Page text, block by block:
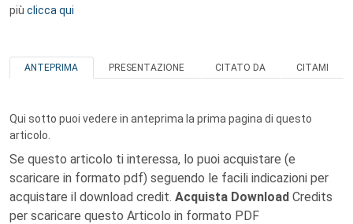
più clicca qui
ANTEPRIMA PRESENTAZIONE CITATO DA CITAMI
Qui sotto puoi vedere in anteprima la prima pagina di questo
articolo.
Se questo articolo ti interessa, lo puoi acquistare (e
scaricare in formato pdf) seguendo le facili indicazioni per
acquistare il download credit. Acquista Download Credits
per scaricare questo Articolo in formato PDF